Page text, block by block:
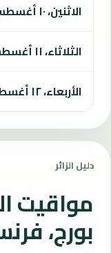
الاثنين، ١٠ أغسطس ٢٠٢٦
الثلاثاء، ١١ أغسطس ٢٠٢٦
الأربعاء، ١٢ أغسطس ٢٠٢٦
دليل الزائر
مواقيت
بورج،